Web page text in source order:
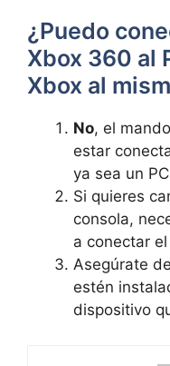
¿Puedo
Xbox 360 al
Xbox al
No, el
estar
ya sea un
Si quieres
consola,
a conectar
Asegúrate
estén
dispositivo